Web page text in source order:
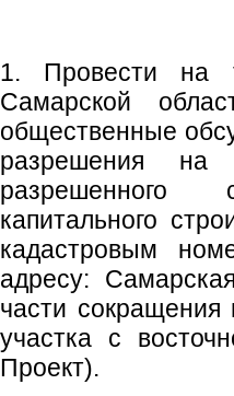
1. Провести на
Самарской
общественные
разрешения на
разрешенного
капитального
кадастровым
адресу:
части сокращения
участка с
Проект).